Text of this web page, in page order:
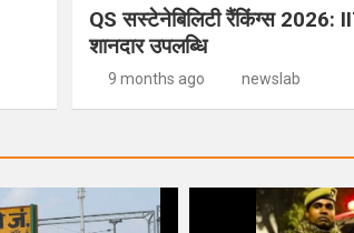
QS सस्टेनेबिलिटी रैंकिंग्स 2026:
शानदार उपलब्धि
9 months ago newslab